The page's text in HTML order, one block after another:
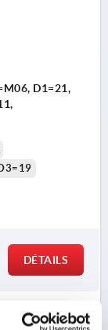
D1=21,
DÉTAILS